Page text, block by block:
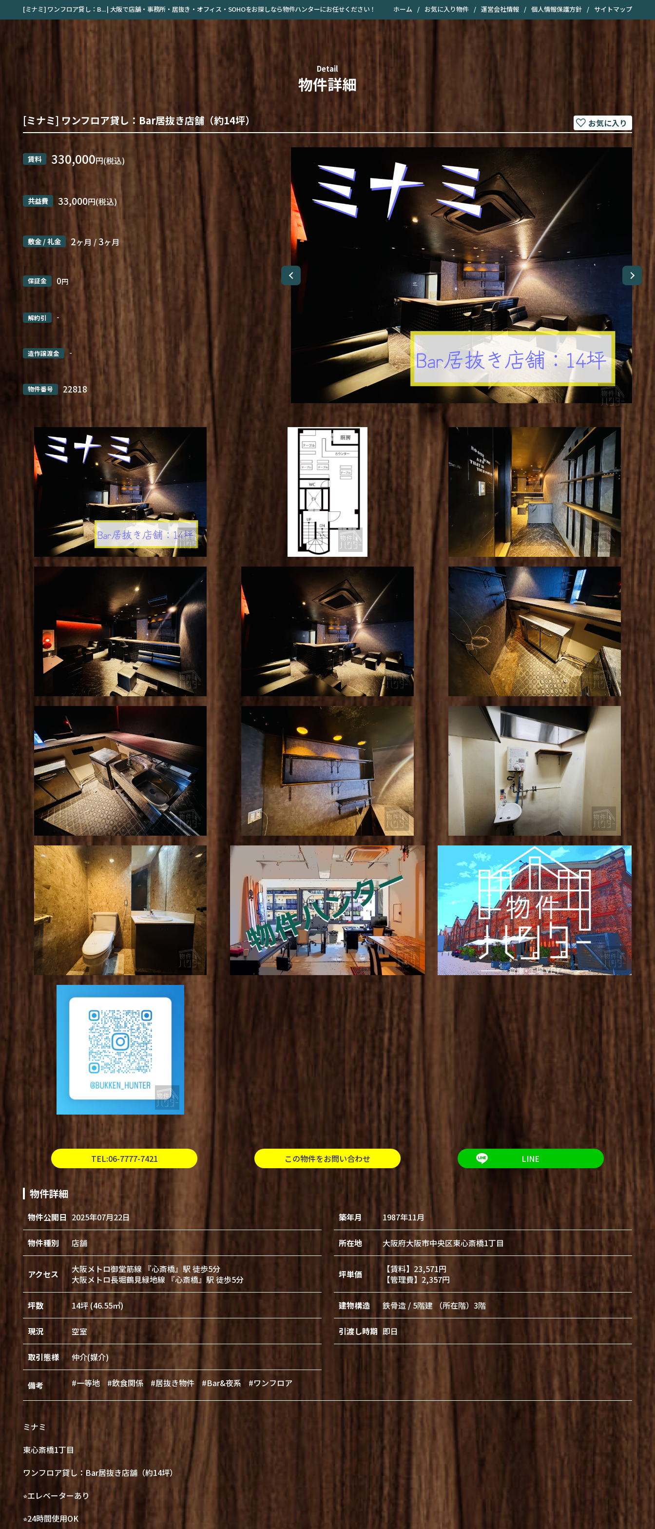
[ミナミ] ワンフロア貸し：B... | 大阪で店舗・事務所・居抜き・オフィス・SOHOをお探しなら物件ハンターにお任せください！ ホーム / お気に入り物件 / 運営会社情報 / 個人情報保護方針 / サイトマップ
Detail
物件詳細
[ミナミ] ワンフロア貸し：Bar居抜き店舗（約14坪）
賃料 330,000円(税込)
共益費 33,000円(税込)
敷金 / 礼金 2ヶ月 /3ヶ月
保証金 0円
解約引 -
造作譲渡金 -
物件番号 22818
TEL:06-7777-7421 この物件をお問い合わせ LINE
物件詳細
物件公開日 2025年07月22日 築年月 1987年11月
物件種別 店舗 所在地 大阪府大阪市中央区東心斎橋1丁目
アクセス
大阪メトロ御堂筋線 『心斎橋』駅 徒歩5分
大阪メトロ長堀鶴見緑地線 『心斎橋』駅 徒歩5分
坪単価
【賃料】23,571円
【管理費】2,357円
坪数 14坪 (46.55㎡) 建物構造 鉄骨造 / 5階建 （所在階）3階
現況 空室 引渡し時期 即日
取引態様 仲介(媒介)
備考 #一等地 #飲食関係 #居抜き物件 #Bar&夜系 #ワンフロア
ミナミ
東心斎橋1丁目
ワンフロア貸し：Bar居抜き店舗（約14坪）
⭐︎エレベーターあり
⭐︎24時間使用OK